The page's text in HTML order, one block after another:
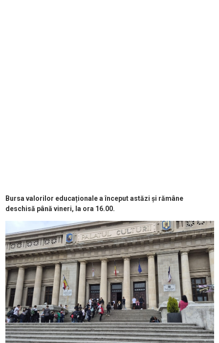
Bursa valorilor educaționale a început astăzi și rămâne
deschisă până vineri, la ora 16.00.